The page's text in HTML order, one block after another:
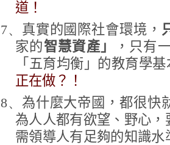
道！
7、 真實的國際社會環境，
家的智慧資產」
，只有
「五育均衡」的教育學
正在做？！
8、 為什麼大帝國，都很快
為人人都有欲望、野心
需領導人有足夠的知識水